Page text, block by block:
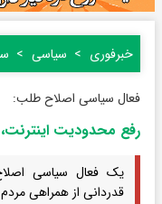
خبرفوری سیاسی
فعال سیاسی اصلاح طلب:
رفع محدودیت
یک فعال سیاسی
قدردانی از همراهی